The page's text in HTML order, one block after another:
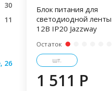
30
11
26
Блок питания для
светодиодной
12В IP20 Jazzway
Остаток
шт.
1 511 P